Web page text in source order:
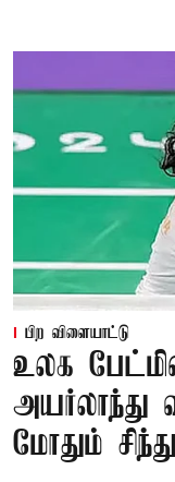
பிற விளையாட்டு
உலக
அயர்லாந்து
மோதும் சிந்து